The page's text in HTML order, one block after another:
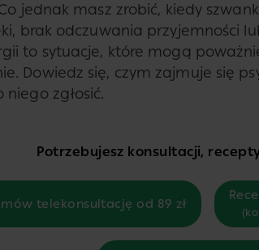
jednak masz zrobić, kiedy
brak odczuwania przyjemności
to sytuacje, które mogą
Dowiedz się, czym zajmuje się
niego zgłosić.
Potrzebujesz konsultacji,
telekonsultację od 89 zł